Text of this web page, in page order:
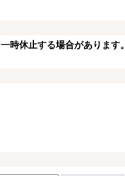
時休止する場合があります。